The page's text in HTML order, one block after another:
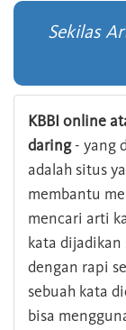
Sekilas
KBBI online
daring- yang
adalah situs
membantu
mencari arti
kata
dengan rapi
sebuah kata
bisa